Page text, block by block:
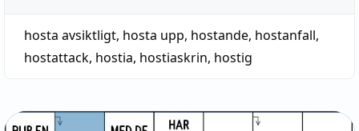
hosta avsiktligt, hosta upp, hostande, hostanfall,
hostattack, hostia, hostiaskrin, hostig